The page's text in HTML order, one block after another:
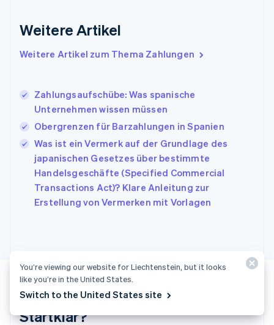
Weitere Artikel
Weitere Artikel zum Thema Zahlungen
Zahlungsaufschübe: Was spanische
Unternehmen wissen müssen
Obergrenzen für Barzahlungen in Spanien
Was ist ein Vermerk auf der Grundlage des
japanischen Gesetzes über bestimmte
Handelsgeschäfte (Specified Commercial
Transactions Act)? Klare Anleitung zur
Erstellung von Vermerken mit Vorlagen
Startklar?
English
English
Japan
日本語 English
EnglishFrançais
Kroatien
English Italiano
Lettland
English
Liechtenstein
DeutschEnglish
Malaysia
English简体中文
Malta
English
Mexiko
You’re viewing our website for Liechtenstein, but it looks
like you’re in the United States.
Switch to the United States site